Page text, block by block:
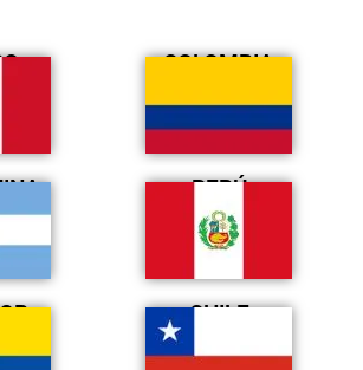
COLOMBIA
PERÚ
CHILE